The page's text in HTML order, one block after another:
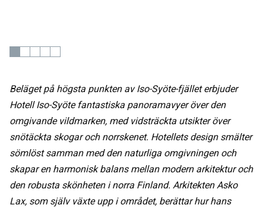
Beläget på högsta punkten av Iso-Syöte-fjället erbjuder
Hotell Iso-Syöte fantastiska panoramavyer över den
omgivande vildmarken, med vidsträckta utsikter över
snötäckta skogar och norrskenet. Hotellets design smälter
sömlöst samman med den naturliga omgivningen och
skapar en harmonisk balans mellan modern arkitektur och
den robusta skönheten i norra Finland. Arkitekten Asko
Lax, som själv växte upp i området, berättar hur hans